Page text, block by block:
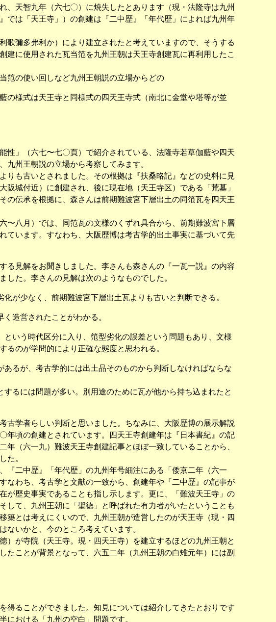
天智九年（六七〇）に焼失したとあります（現・法隆寺は九州
では「天王寺」）の創建は『二中歴』「年代歴」によれば九州年
彌多弗利か）により建立されたと考えていますので、そうする
に使用された瓦当笵を九州王朝は天王寺創建瓦に再利用したこ
笵の使い回しなど九州王朝説の立場からどの
の様式は天王寺と同様式の四天王寺式（南北に金堂や塔等が並
」（六七〜七〇頁）で紹介されている、法隆寺若草伽藍や四天
九州王朝説の立場から考察してみます。
も古いとされました。その根拠は『扶桑略記』などの史料に見
城付近）に創建され、後に現在地（天王寺区）である「荒墓」
の伝承を根拠に、森さんは前期難波宮下層出土の同笵瓦を四天王
八月）では、同笵瓦の文様のくずれ具合から、前期難波宮下層
ています。すなわち、大阪歴博は考古学的出土事実に基づいて先
見解をお聞きしました。李さんも森さんの『一瓦一説』の内容
た。李さんの見解は次のようなものでした。
が少なく、前期難波宮下層出土瓦よりも古いと判断できる。
造営されたことがわかる。
いう時代区分に入り、笵型劣化の誤差という問題もあり、文様
のが学問的により正確な態度と思われる。
るが、考古学的には出土品そのものから判断しなければならな
るには問題が多い。別用途のために瓦が他から持ち込まれたと
学者らしい判断と思いました。ちなみに、大阪歴博の展示解説
年頃の創建とされています。四天王寺創建年は『日本書紀』の記
（六一九）難波天王寺創建記事とほぼ一致していることから、
た。
二中歴』「年代歴」の九州年号細注にある「倭京二年（六一
なわち、考古学と文献の一致から、創建年や『二中歴』の記事が
が歴史事実であることも指し示します。更に、「難波天王寺」の
して、九州王朝に「聖徳」と呼ばれた有力者がいたということも
築とは考えにくいので、九州王朝が造営したのが天王寺（現・四
ないかと、今のところ考えています。
が寺院（天王寺。現・四天王寺）を建立するほどの九州王朝と
ことが背景となって、六五二年（九州王朝の白雉元年）には副
ることができました。知見については紹介してきたとおりです
における「九州の空白」問題です。